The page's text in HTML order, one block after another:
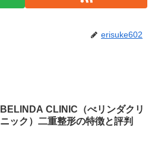
erisuke602
BELINDA CLINIC（べリンダクリ
ニック）二重整形の特徴と評判